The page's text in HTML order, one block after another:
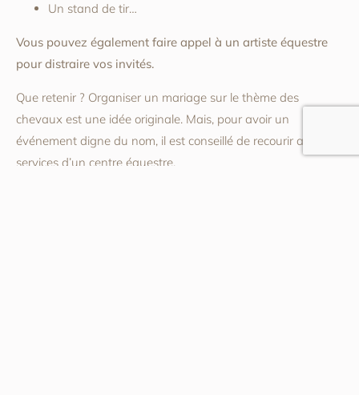
Un stand de tir…
Vous pouvez également faire appel à un artiste équestre
pour distraire vos invités.
Que retenir ? Organiser un mariage sur le thème des
chevaux est une idée originale. Mais, pour avoir un
événement digne du nom, il est conseillé de recourir aux
services d’un centre équestre.